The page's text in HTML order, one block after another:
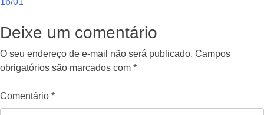
Post
Deixe um comentário
O seu endereço de e-mail não será publicado. Campos
obrigatórios são marcados com *
Comentário *